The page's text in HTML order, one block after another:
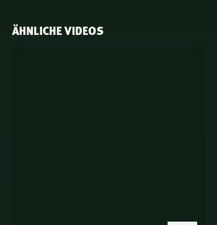
ÄHNLICHE VIDEOS